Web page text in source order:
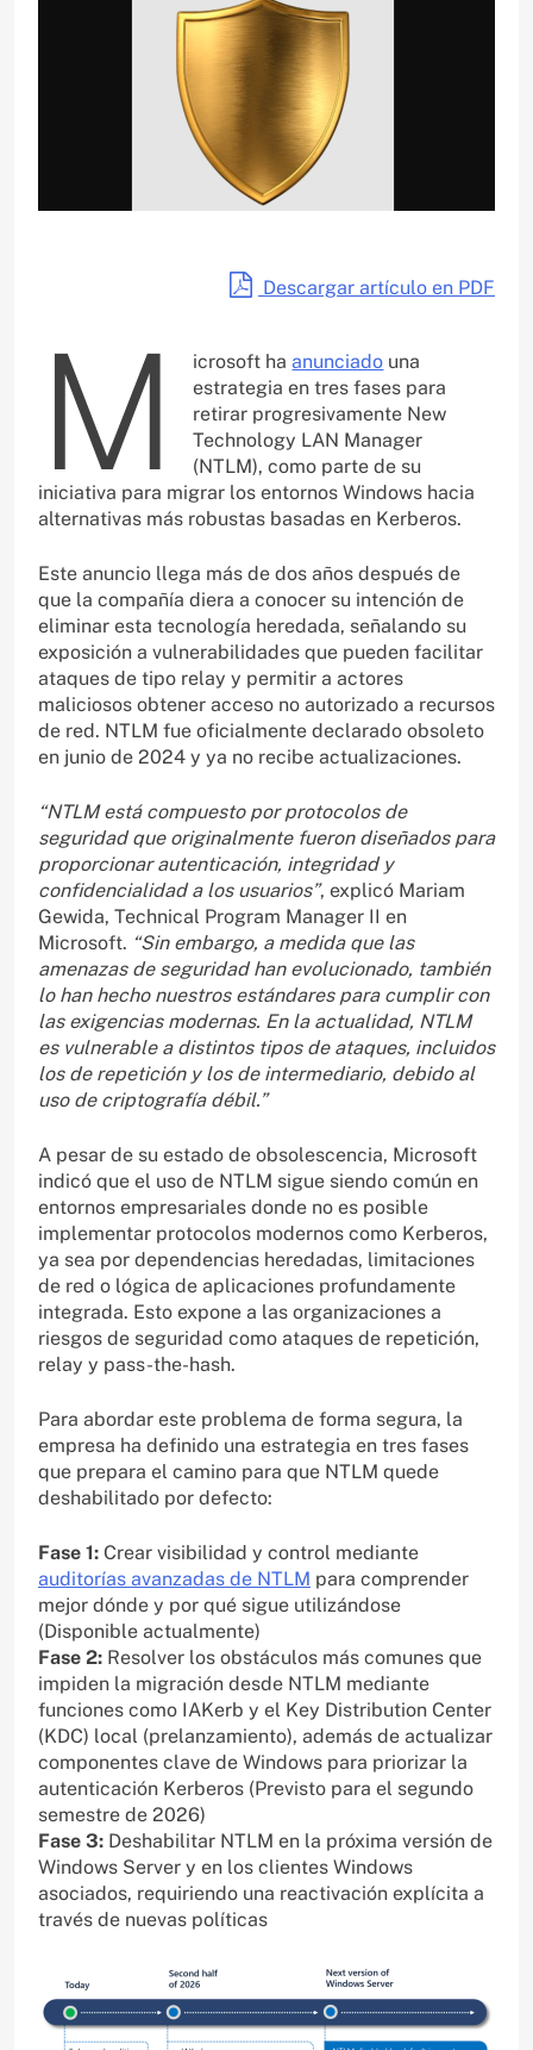
Descargar artículo en PDF
M icrosoft haanunciado una
estrategia en tres fases para
retirar progresivamente New
Technology LAN Manager
(NTLM), como parte de su
iniciativa para migrar los entornos Windows hacia
alternativas más robustas basadas en Kerberos.
Este anuncio llega más de dos años después de
que la compañía diera a conocer su intención de
eliminar esta tecnología heredada, señalando su
exposición a vulnerabilidades que pueden facilitar
ataques de tipo relay y permitir a actores
maliciosos obtener acceso no autorizado a recursos
de red. NTLM fue oficialmente declarado obsoleto
en junio de 2024 y ya no recibe actualizaciones.
“NTLM está compuesto por protocolos de
seguridad que originalmente fueron diseñados para
proporcionar autenticación, integridad y
confidencialidad a los usuarios”, explicó Mariam
Gewida, Technical Program Manager II en
Microsoft. “Sin embargo, a medida que las
amenazas de seguridad han evolucionado, también
lo han hecho nuestros estándares para cumplir con
las exigencias modernas. En la actualidad, NTLM
es vulnerable a distintos tipos de ataques, incluidos
los de repetición y los de intermediario, debido al
uso de criptografía débil.”
A pesar de su estado de obsolescencia, Microsoft
indicó que el uso de NTLM sigue siendo común en
entornos empresariales donde no es posible
implementar protocolos modernos como Kerberos,
ya sea por dependencias heredadas, limitaciones
de red o lógica de aplicaciones profundamente
integrada. Esto expone a las organizaciones a
riesgos de seguridad como ataques de repetición,
relay y pass-the-hash.
Para abordar este problema de forma segura, la
empresa ha definido una estrategia en tres fases
que prepara el camino para que NTLM quede
deshabilitado por defecto:
Fase 1: Crear visibilidad y control mediante
auditorías avanzadas de NTLM para comprender
mejor dónde y por qué sigue utilizándose
(Disponible actualmente)
Fase 2: Resolver los obstáculos más comunes que
impiden la migración desde NTLM mediante
funciones como IAKerb y el Key Distribution Center
(KDC) local (prelanzamiento), además de actualizar
componentes clave de Windows para priorizar la
autenticación Kerberos (Previsto para el segundo
semestre de 2026)
Fase 3: Deshabilitar NTLM en la próxima versión de
Windows Server y en los clientes Windows
asociados, requiriendo una reactivación explícita a
través de nuevas políticas